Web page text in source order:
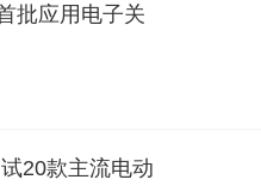
批应用电子关
20款主流电动